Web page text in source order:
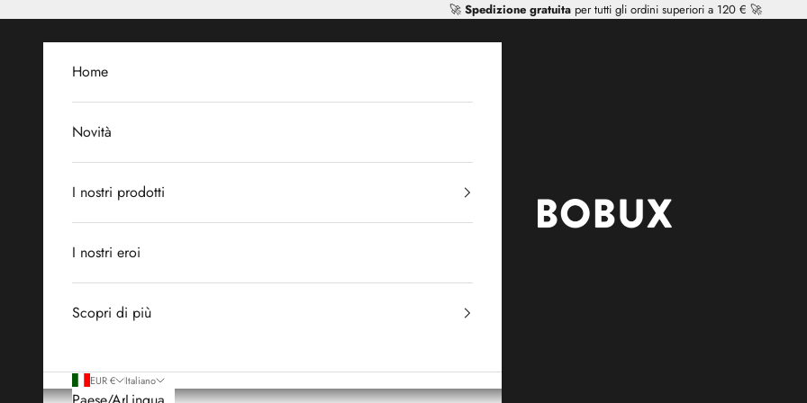
🚀 Spedizione gratuitaper tutti gli ordini superiori a 120 € 🚀
Mr Tiggle - Distributor
Home
Novità
I nostri prodotti
I nostri eroi
Scopri di più
EUR € Italiano